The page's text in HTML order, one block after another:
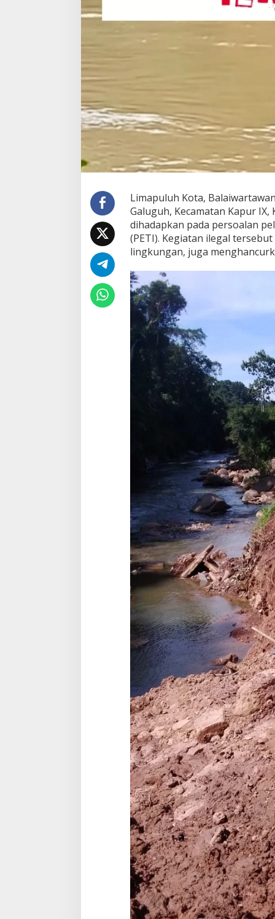
k
Limapuluh Kota,
Galuguh, Kecamatan Kapur
dihadapkan pada persoalan
(PETI). Kegiatan ilegal
lingkungan, juga